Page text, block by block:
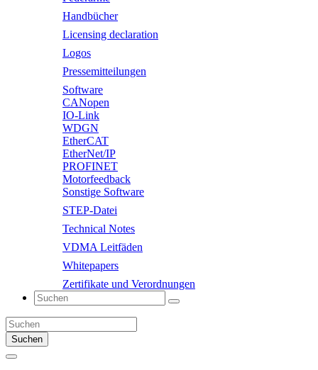
Handbücher
Licensing declaration
Logos
Pressemitteilungen
Software
CANopen
IO-Link
WDGN
EtherCAT
EtherNet/IP
PROFINET
Motorfeedback
Sonstige Software
STEP-Datei
Technical Notes
VDMA Leitfäden
Whitepapers
Zertifikate und Verordnungen
Suchen